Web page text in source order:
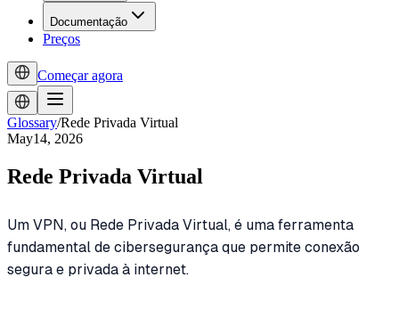
Documentação
Preços
Começar agora
Glossary/Rede Privada Virtual
May14, 2026
Rede Privada Virtual
Um VPN, ou Rede Privada Virtual, é uma ferramenta
fundamental de cibersegurança que permite conexão
segura e privada à internet.